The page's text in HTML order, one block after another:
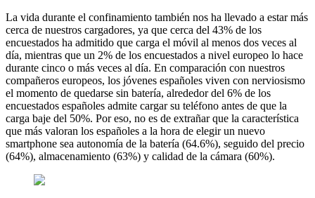
La vida durante el confinamiento también nos ha llevado a estar más
cerca de nuestros cargadores, ya que cerca del 43% de los
encuestados ha admitido que carga el móvil al menos dos veces al
día, mientras que un 2% de los encuestados a nivel europeo lo hace
durante cinco o más veces al día. En comparación con nuestros
compañeros europeos, los jóvenes españoles viven con nerviosismo
el momento de quedarse sin batería, alrededor del 6% de los
encuestados españoles admite cargar su teléfono antes de que la
carga baje del 50%. Por eso, no es de extrañar que la característica
que más valoran los españoles a la hora de elegir un nuevo
smartphone sea autonomía de la batería (64.6%), seguido del precio
(64%), almacenamiento (63%) y calidad de la cámara (60%).